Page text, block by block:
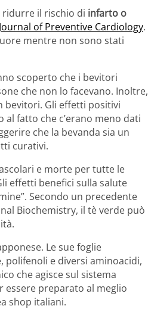
il rischio di infarto o
Journal of Preventive Cardiology.
mentre non sono stati
scoperto che i bevitori
che non lo facevano. Inoltre,
bevitori. Gli effetti positivi
fatto che c’erano meno dati
che la bevanda sia un
curativi.
e morte per tutte le
effetti benefici sulla salute
Secondo un precedente
Biochemistry, il tè verde può
Le sue foglie
e diversi aminoacidi,
che agisce sul sistema
essere preparato al meglio
shop italiani.